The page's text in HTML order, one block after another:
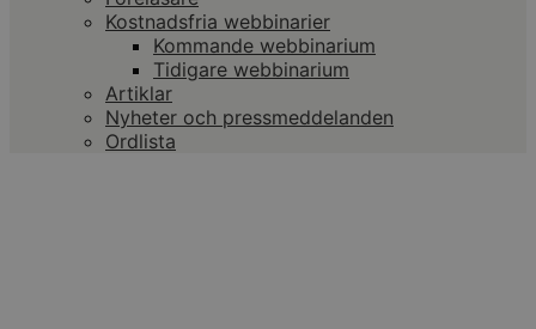
Kostnadsfria webbinarier
Kommande webbinarium
Tidigare webbinarium
Artiklar
Nyheter och pressmeddelanden
Ordlista